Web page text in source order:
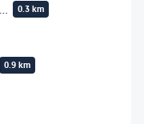
0.3 km
0.9 km